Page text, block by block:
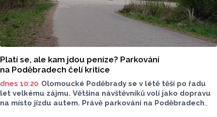
Platí se, ale kam jdou peníze? Parkování
na Poděbradech čelí kritice
dnes 10:20 Olomoucké Poděbrady se v létě těší po řadu
let velkému zájmu. Většina návštěvníků volí jako dopravu
na místo jízdu autem. Právě parkování na Poděbradech